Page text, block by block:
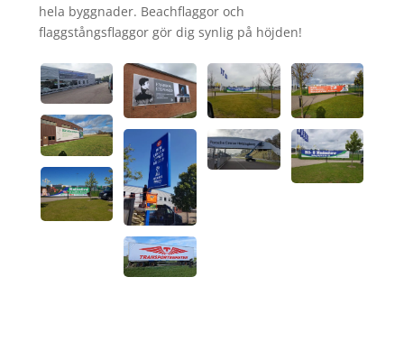
hela byggnader. Beachflaggor och
flaggstångsflaggor gör dig synlig på höjden!